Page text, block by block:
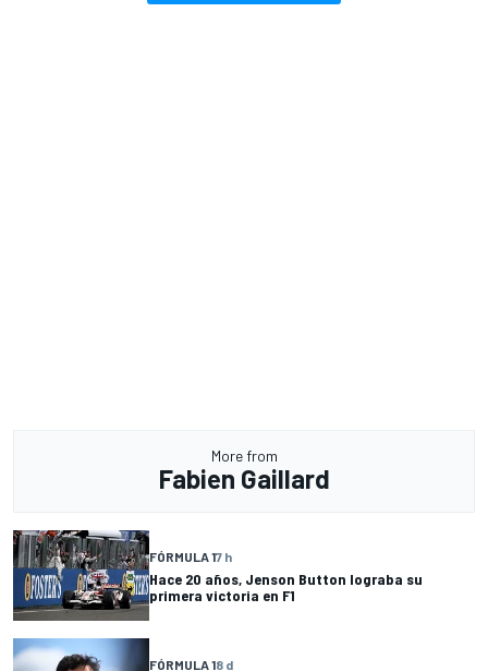
More from
Fabien Gaillard
FÓRMULA 17 h
Hace 20 años, Jenson Button lograba su
primera victoria en F1
FÓRMULA 18 d